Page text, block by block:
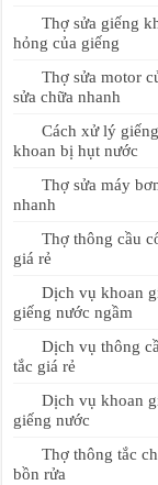
Thợ sửa giếng
hỏng của giếng
Thợ sửa motor
sửa chữa nhanh
Cách xử lý
khoan bị hụt nước
Thợ sửa máy
nhanh
Thợ thông cầu
giá rẻ
Dịch vụ khoan
giếng nước ngầm
Dịch vụ thông
tắc giá rẻ
Dịch vụ khoan
giếng nước
Thợ thông tắc
bồn rửa